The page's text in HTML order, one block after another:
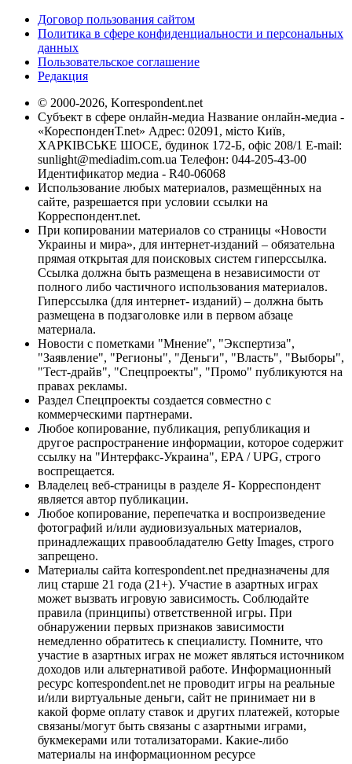
Договор пользования сайтом
Политика в сфере конфиденциальности и персональных
данных
Пользовательское соглашение
Редакция
© 2000-2026, Korrespondent.net
Субъект в сфере онлайн-медиа Название онлайн-медиа -
«КореспонденТ.net» Адрес: 02091, місто Київ,
ХАРКІВСЬКЕ ШОСЕ, будинок 172-Б, офіс 208/1 E-mail:
sunlight@mediadim.com.ua Телефон: 044-205-43-00
Идентификатор медиа - R40-06068
Использование любых материалов, размещённых на
сайте, разрешается при условии ссылки на
Корреспондент.net.
При копировании материалов со страницы «Новости
Украины и мира», для интернет-изданий – обязательна
прямая открытая для поисковых систем гиперссылка.
Ссылка должна быть размещена в независимости от
полного либо частичного использования материалов.
Гиперссылка (для интернет- изданий) – должна быть
размещена в подзаголовке или в первом абзаце
материала.
Новости с пометками "Мнение", "Экспертиза",
"Заявление", "Регионы", "Деньги", "Власть", "Выборы",
"Тест-драйв", "Спецпроекты", "Промо" публикуются на
правах рекламы.
Раздел Спецпроекты создается совместно с
коммерческими партнерами.
Любое копирование, публикация, републикация и
другое распространение информации, которое содержит
ссылку на "Интерфакс-Украина", EPA / UPG, строго
воспрещается.
Владелец веб-страницы в разделе Я- Корреспондент
является автор публикации.
Любое копирование, перепечатка и воспроизведение
фотографий и/или аудиовизуальных материалов,
принадлежащих правообладателю Getty Images, строго
запрещено.
Материалы сайта korrespondent.net предназначены для
лиц старше 21 года (21+). Участие в азартных играх
может вызвать игровую зависимость. Соблюдайте
правила (принципы) ответственной игры. При
обнаружении первых признаков зависимости
немедленно обратитесь к специалисту. Помните, что
участие в азартных играх не может являться источником
доходов или альтернативой работе. Информационный
ресурс korrespondent.net не проводит игры на реальные
и/или виртуальные деньги, сайт не принимает ни в
какой форме оплату ставок и других платежей, которые
связаны/могут быть связаны с азартными играми,
букмекерами или тотализаторами. Какие-либо
материалы на информационном ресурсе